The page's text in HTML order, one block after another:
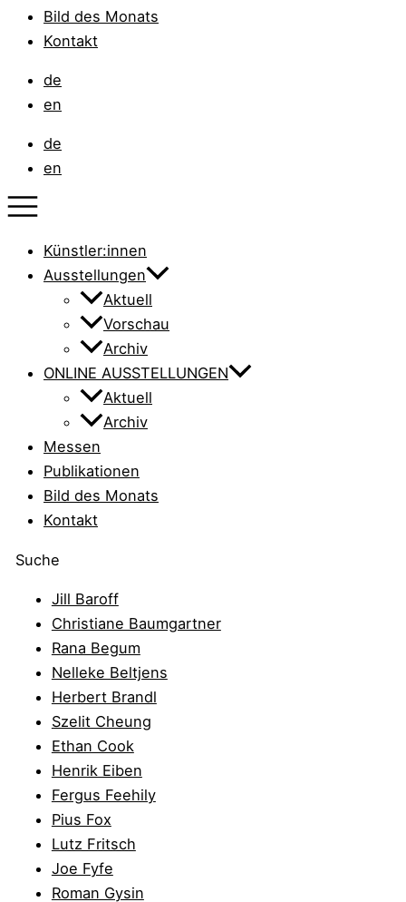
Bild des Monats
Kontakt
de
en
de
en
Künstler:innen
Ausstellungen
Aktuell
Vorschau
Archiv
ONLINE AUSSTELLUNGEN
Aktuell
Archiv
Messen
Publikationen
Bild des Monats
Kontakt
Suche
Jill Baroff
Christiane Baumgartner
Rana Begum
Nelleke Beltjens
Herbert Brandl
Szelit Cheung
Ethan Cook
Henrik Eiben
Fergus Feehily
Pius Fox
Lutz Fritsch
Joe Fyfe
Roman Gysin